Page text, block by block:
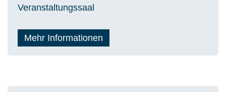
Veranstaltungssaal
Mehr Informationen